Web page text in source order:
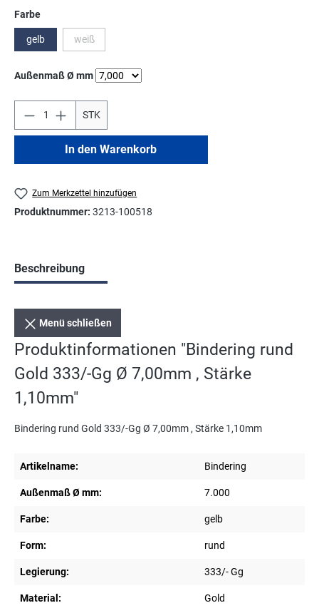
Farbeauswählen
gelb weiß(Diese Option ist zurzeit nicht verfügbar.)
Außenmaß Ø mmauswählen
STK
In den Warenkorb
Zum Merkzettel hinzufügen
Produktnummer: 3213-100518
Beschreibung
Menü schließen
Produktinformationen "Bindering rund
Gold 333/-Gg Ø 7,00mm , Stärke
1,10mm"
Bindering rund Gold 333/-Gg Ø 7,00mm , Stärke 1,10mm
Artikelname: Bindering
Außenmaß Ø mm: 7.000
Farbe: gelb
Form: rund
Legierung: 333/- Gg
Material: Gold